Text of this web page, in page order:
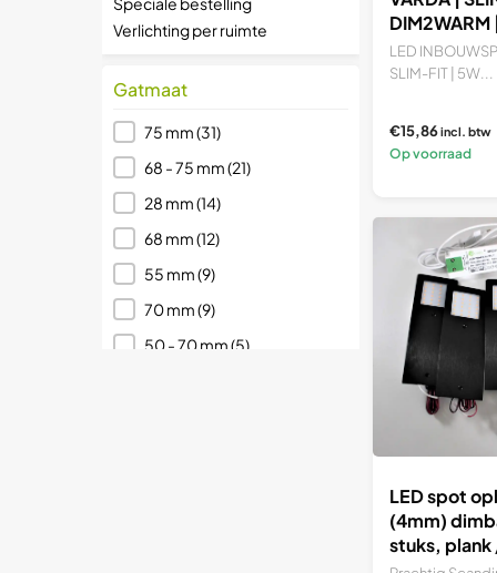
Verlichting per ruimte
Gatmaat
Gatmaat
75 mm(31)
68 - 75 mm(21)
28 mm(14)
68 mm(12)
55 mm(9)
70 mm(9)
50 - 70 mm(5)
DIM2WARM
LED
SLIM-FIT | 5W...
€15,86incl. btw
Op voorraad
LED spot
(4mm)
stuks,
onder kast